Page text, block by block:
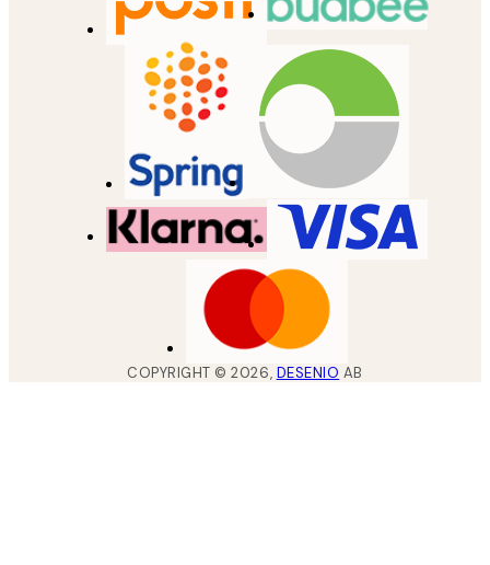
COPYRIGHT ©2026, DESENIO AB